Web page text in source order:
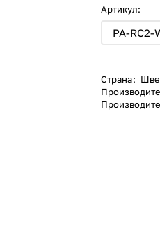
Артикул:
PA-RC2-
Страна: